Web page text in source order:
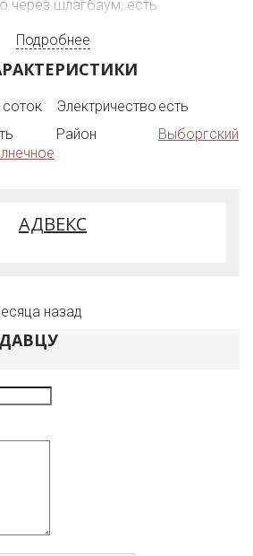
через шлагбаум, есть
построить дом такой,
леса круглый год.
шанс стать владельцем
на берегу реки в статусном
Комарово парк.
в удобное для вас
Подробнее
соток Электричество есть
Район
Выборгский
АДВЕКС
назад